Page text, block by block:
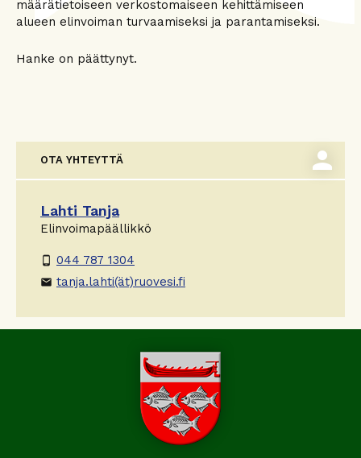
määrätietoiseen verkostomaiseen kehittämiseen
alueen elinvoiman turvaamiseksi ja parantamiseksi.
Hanke on päättynyt.
OTA YHTEYTTÄ person
Lahti Tanja
Elinvoimapäällikkö
phone_android 044 787 1304
email tanja.lahti(ät)ruovesi.fi